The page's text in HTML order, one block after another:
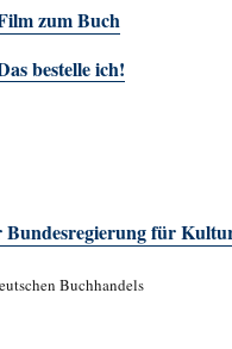
zum Buch
bestelle ich!
Bundesregierung für